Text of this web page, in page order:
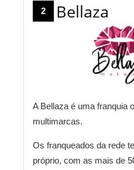
2 Bellaza
A Bellaza é uma franquia
multimarcas.
Os franqueados da rede
próprio, com as mais de